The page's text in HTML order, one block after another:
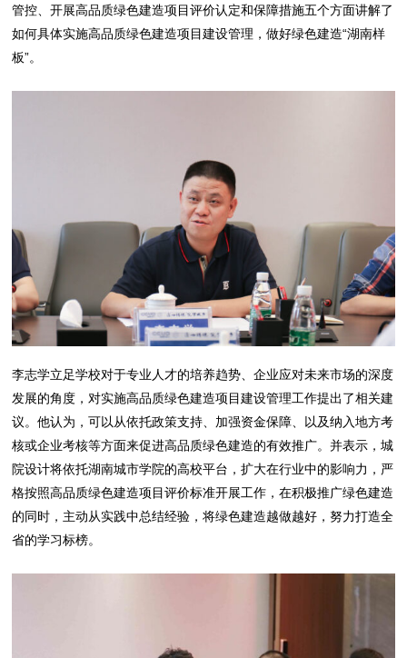
管控、开展高品质绿色建造项目评价认定和保障措施五个方面讲解了
如何具体实施高品质绿色建造项目建设管理，做好绿色建造“湖南样
板”。
李志学立足学校对于专业人才的培养趋势、企业应对未来市场的深度
发展的角度，对实施高品质绿色建造项目建设管理工作提出了相关建
议。他认为，可以从依托政策支持、加强资金保障、以及纳入地方考
核或企业考核等方面来促进高品质绿色建造的有效推广。并表示，城
院设计将依托湖南城市学院的高校平台，扩大在行业中的影响力，严
格按照高品质绿色建造项目评价标准开展工作，在积极推广绿色建造
的同时，主动从实践中总结经验，将绿色建造越做越好，努力打造全
省的学习标榜。